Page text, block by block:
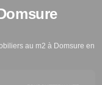
au m2 à Domsure en